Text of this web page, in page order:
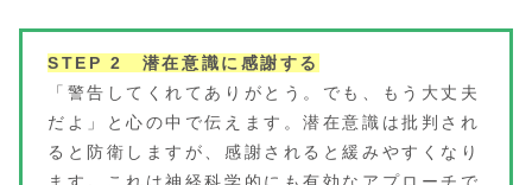
STEP 2 潜在意識に感謝する
「警告してくれてありがとう。でも、もう大丈夫
だよ」と心の中で伝えます。潜在意識は批判され
ると防衛しますが、感謝されると緩みやすくなり
ます。これは神経科学的にも有効なアプローチで